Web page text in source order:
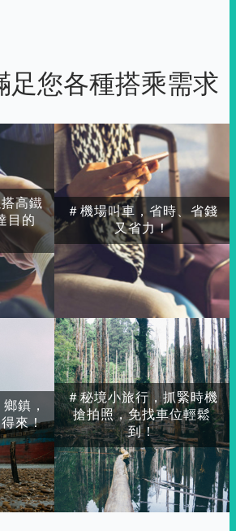
您各種搭乘需求
高鐵
目的
鎮，
來！
＃秘境小旅行，抓緊時機
搶拍照，免找車位輕鬆
到！
＃機場叫車，省時、省錢
又省力！